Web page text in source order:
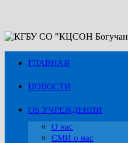
Перейти
к
содержимому
ГЛАВНАЯ
НОВОСТИ
ОБ УЧРЕЖДЕНИИ
О нас
СМИ о нас